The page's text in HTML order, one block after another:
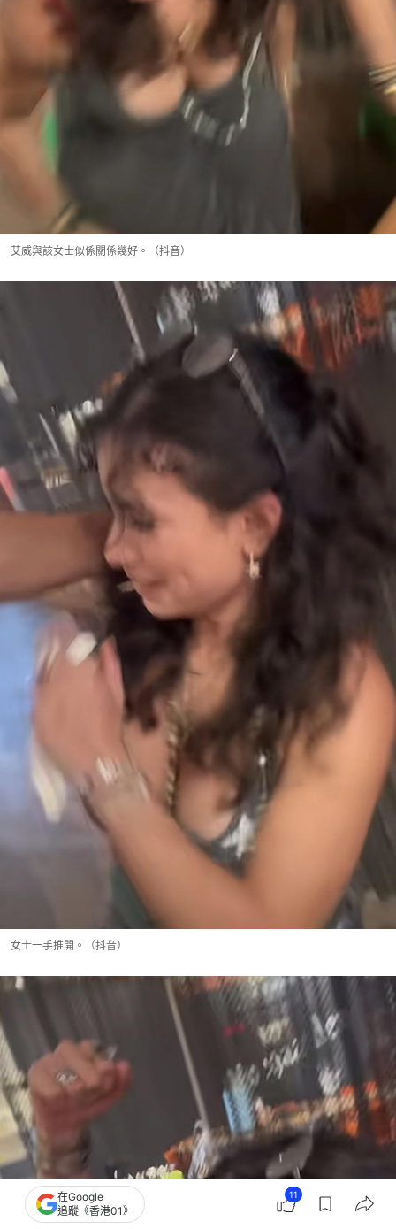
艾威與該女士似係關係幾好。（抖音）
女士一手推開。（抖音）
在Google
追蹤《香港01》
11